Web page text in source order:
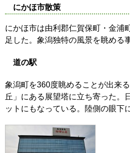
にかほ市散策
にかほ市は由利郡仁賀保町・金浦
足した。象潟独特の風景を眺める
道の駅
象潟町を360度眺めることが出来
丘」にある展望塔に立ち寄った。
ットにもなっている。陸側の眼下